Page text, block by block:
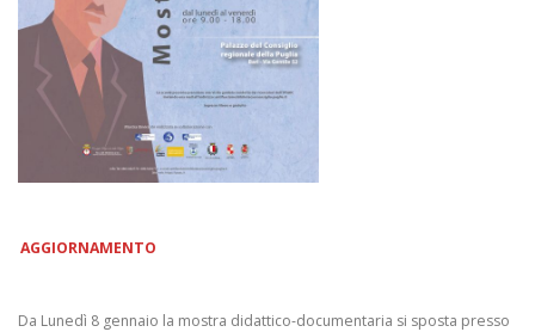
AGGIORNAMENTO
Da Lunedì 8 gennaio la mostra didattico-documentaria si sposta presso